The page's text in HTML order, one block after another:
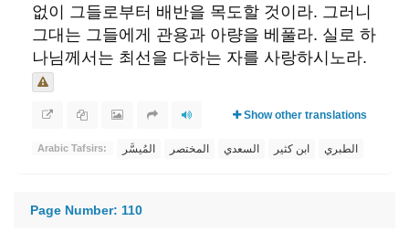
없이 그들로부터 배반을 목도할 것이라. 그러니
그대는 그들에게 관용과 아량을 베풀라. 실로 하
나님께서는 최선을 다하는 자를 사랑하시노라.
Show other translations
Arabic Tafsirs: المُيسَّر المختصر السعدي ابن كثير الطبري
Page Number: 110